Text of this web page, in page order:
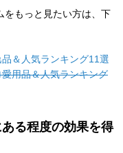
をもっと見たい方は、下
＆人気ランキング11選
用品＆人気ランキング
る程度の効果を得